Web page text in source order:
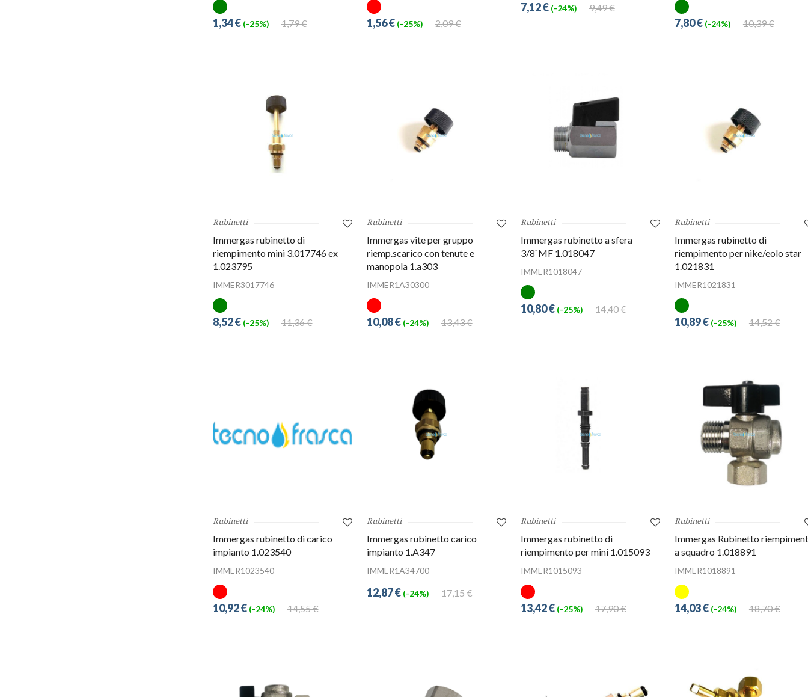
1,79 €
1,34 € (-25%) 2,09 €
1,56 € (-25%)
9,49 €
7,12 € (-24%)
10,39 €
7,80 € (-24%)
Rubinetti
Immergas rubinetto di
riempimento mini 3.017746 ex
1.023795
IMMER3017746
11,36 €
8,52 € (-25%)
Rubinetti
Immergas vite per gruppo
riemp.scarico con tenute e
manopola 1.a303
IMMER1A30300
13,43 €
10,08 € (-24%)
Rubinetti
Immergas rubinetto a sfera
3/8`MF 1.018047
IMMER1018047
14,40 €
10,80 € (-25%)
Rubinetti
Immergas rubinetto di
riempimento per nike/eolo star
1.021831
IMMER1021831
14,52 €
10,89 € (-25%)
Rubinetti
Immergas rubinetto di carico
impianto 1.023540
IMMER1023540
14,55 €
10,92 € (-24%)
Rubinetti
Immergas rubinetto carico
impianto 1.A347
IMMER1A34700
17,15 €
12,87 € (-24%)
Rubinetti
Immergas rubinetto di
riempimento per mini 1.015093
IMMER1015093
17,90 €
13,42 € (-25%)
Rubinetti
Immergas Rubinetto
a squadro 1.018891
IMMER1018891
18,70 €
14,03 € (-24%)